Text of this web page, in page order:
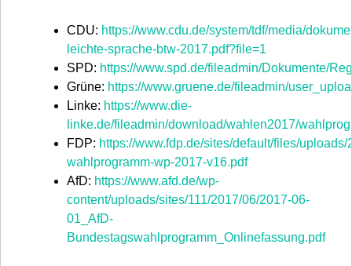
CDU: https://www.cdu.de/system/tdf/media/
leichte-sprache-btw-2017.pdf?file=1
SPD: https://www.spd.de/fileadmin/Dokumente/
Grüne: https://www.gruene.de/fileadmin/
Linke: https://www.die-
linke.de/fileadmin/download/wahlen2017/
FDP: https://www.fdp.de/sites/default/files/
wahlprogramm-wp-2017-v16.pdf
AfD: https://www.afd.de/wp-
content/uploads/sites/111/2017/06/2017-06-
01_AfD-
Bundestagswahlprogramm_Onlinefassung.pdf